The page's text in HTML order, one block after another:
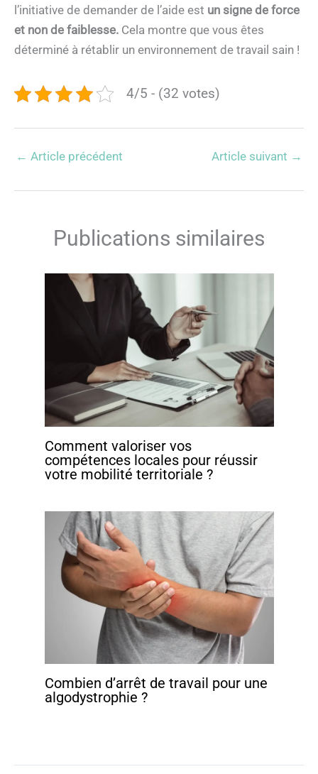
l’initiative de demander de l’aide est un signe de force
et non de faiblesse. Cela montre que vous êtes
déterminé à rétablir un environnement de travail sain !
4/5 - (32 votes)
← Article précédent Article suivant →
Publications similaires
Comment valoriser vos
compétences locales pour réussir
votre mobilité territoriale ?
Combien d’arrêt de travail pour une
algodystrophie ?